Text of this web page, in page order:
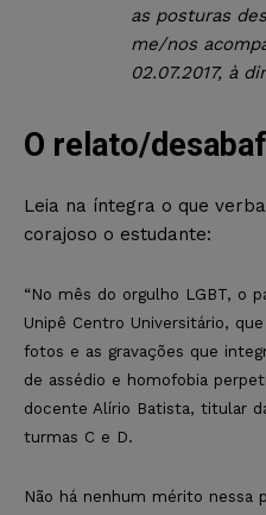
as posturas
me/nos
02.07.2017, à
O relato/
Leia na íntegra o que
corajoso o estudante:
“No mês do orgulho LGBT, o
Unipê Centro Universitário,
fotos e as gravações que
de assédio e homofobia
docente Alírio Batista, titular
turmas C e D.
Não há nenhum mérito nessa